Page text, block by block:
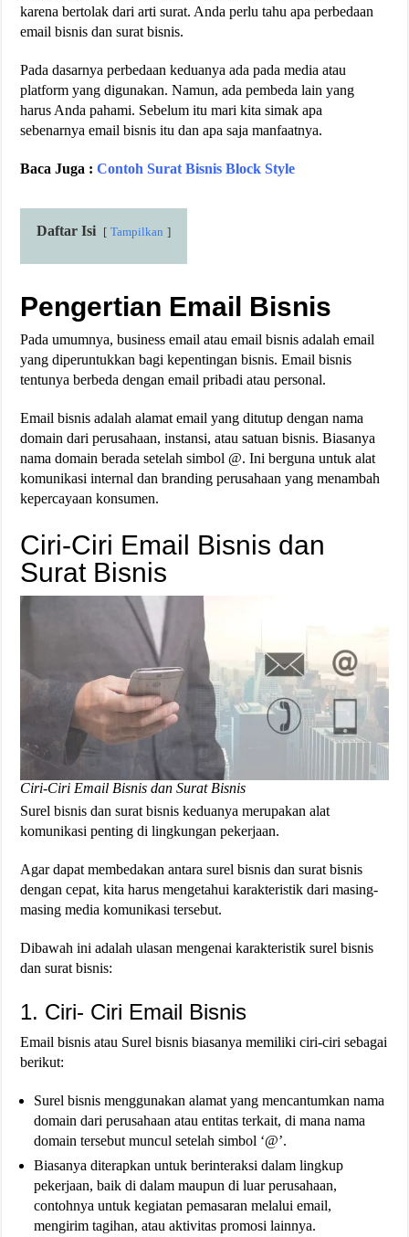
karena bertolak dari arti surat. Anda perlu tahu apa perbedaan
email bisnis dan surat bisnis.
Pada dasarnya perbedaan keduanya ada pada media atau
platform yang digunakan. Namun, ada pembeda lain yang
harus Anda pahami. Sebelum itu mari kita simak apa
sebenarnya email bisnis itu dan apa saja manfaatnya.
Baca Juga :Contoh Surat Bisnis Block Style
Daftar Isi Tampilkan
Pengertian Email Bisnis
Pada umumnya, business email atau email bisnis adalah email
yang diperuntukkan bagi kepentingan bisnis. Email bisnis
tentunya berbeda dengan email pribadi atau personal.
Email bisnis adalah alamat email yang ditutup dengan nama
domain dari perusahaan, instansi, atau satuan bisnis. Biasanya
nama domain berada setelah simbol @. Ini berguna untuk alat
komunikasi internal dan branding perusahaan yang menambah
kepercayaan konsumen.
Ciri-Ciri Email Bisnis dan
Surat Bisnis
Ciri-Ciri Email Bisnis dan Surat Bisnis
Surel bisnis dan surat bisnis keduanya merupakan alat
komunikasi penting di lingkungan pekerjaan.
Agar dapat membedakan antara surel bisnis dan surat bisnis
dengan cepat, kita harus mengetahui karakteristik dari masing-
masing media komunikasi tersebut.
Dibawah ini adalah ulasan mengenai karakteristik surel bisnis
dan surat bisnis:
1. Ciri- Ciri Email Bisnis
Email bisnis atau Surel bisnis biasanya memiliki ciri-ciri sebagai
berikut:
Surel bisnis menggunakan alamat yang mencantumkan nama
domain dari perusahaan atau entitas terkait, di mana nama
domain tersebut muncul setelah simbol ‘@’.
Biasanya diterapkan untuk berinteraksi dalam lingkup
pekerjaan, baik di dalam maupun di luar perusahaan,
contohnya untuk kegiatan pemasaran melalui email,
mengirim tagihan, atau aktivitas promosi lainnya.